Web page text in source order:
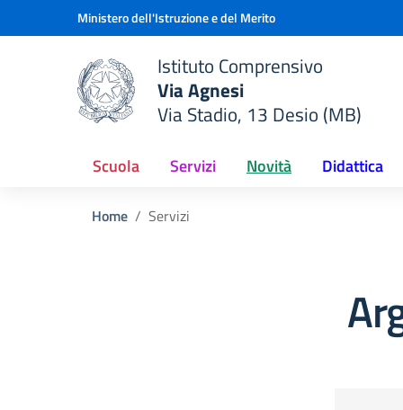
Vai ai contenuti
Vai al menu di navigazioneMinistero dell'Istruzione e del Merito
scuola
Istituto Comprensivo
Via Agnesi
Via Stadio, 13 Desio (MB)
Scuola Servizi Novità Didattica
Home Servizi